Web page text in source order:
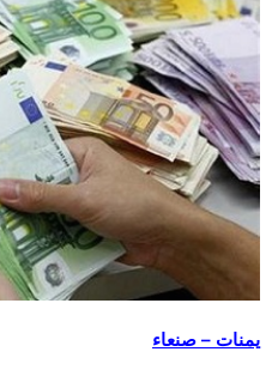
يمنات – صنعاء